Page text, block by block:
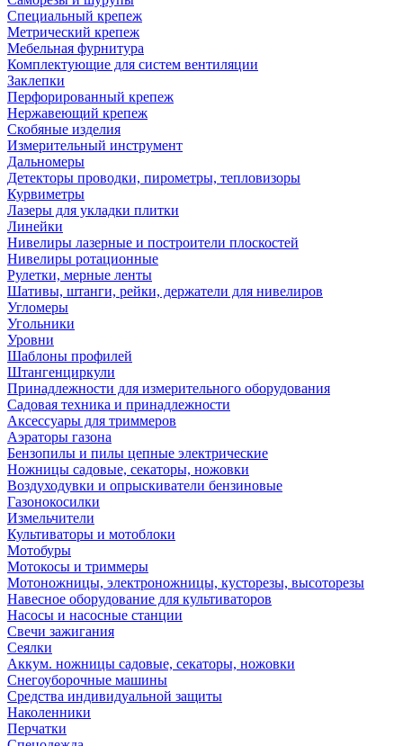
Специальный крепеж
Метрический крепеж
Мебельная фурнитура
Комплектующие для систем вентиляции
Заклепки
Перфорированный крепеж
Нержавеющий крепеж
Скобяные изделия
Измерительный инструмент
Дальномеры
Детекторы проводки, пирометры, тепловизоры
Курвиметры
Лазеры для укладки плитки
Линейки
Нивелиры лазерные и построители плоскостей
Нивелиры ротационные
Рулетки, мерные ленты
Шативы, штанги, рейки, держатели для нивелиров
Угломеры
Угольники
Уровни
Шаблоны профилей
Штангенциркули
Принадлежности для измерительного оборудования
Садовая техника и принадлежности
Аксессуары для триммеров
Аэраторы газона
Бензопилы и пилы цепные электрические
Ножницы садовые, секаторы, ножовки
Воздуходувки и опрыскиватели бензиновые
Газонокосилки
Измельчители
Культиваторы и мотоблоки
Мотобуры
Мотокосы и триммеры
Мотоножницы, электроножницы, кусторезы, высоторезы
Навесное оборудование для культиваторов
Насосы и насосные станции
Свечи зажигания
Сеялки
Аккум. ножницы садовые, секаторы, ножовки
Снегоуборочные машины
Средства индивидуальной защиты
Наколенники
Перчатки